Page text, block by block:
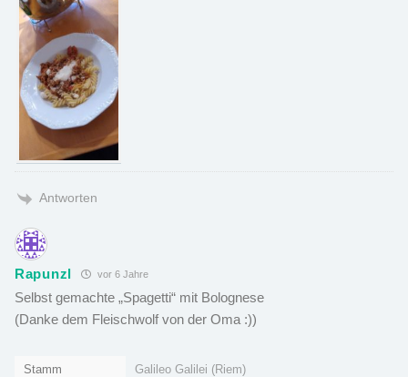
Antworten
Rapunzl vor 6 Jahre
Selbst gemachte „Spagetti“ mit Bolognese
(Danke dem Fleischwolf von der Oma :))
Stamm Galileo Galilei (Riem)